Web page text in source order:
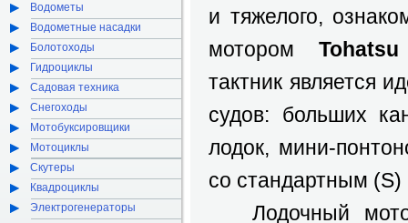
и тяжелого,
мотором
тактник является
судов: больших
лодок, мини-
со стандартным
Лодочный
Водометы
Водометные насадки
Болотоходы
Гидроциклы
Садовая техника
Снегоходы
Мотобуксировщики
Мотоциклы
Скутеры
Квадроциклы
Электрогенераторы